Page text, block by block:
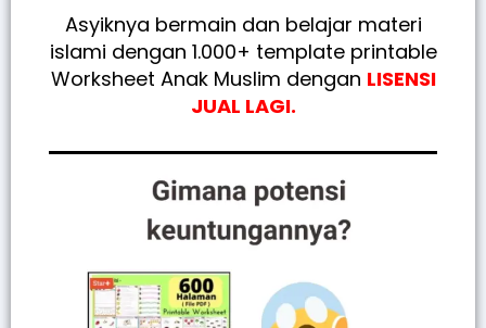
Asyiknya bermain dan belajar materi
islami dengan 1.000+ template printable
Worksheet Anak Muslim dengan LISENSI
JUAL LAGI.